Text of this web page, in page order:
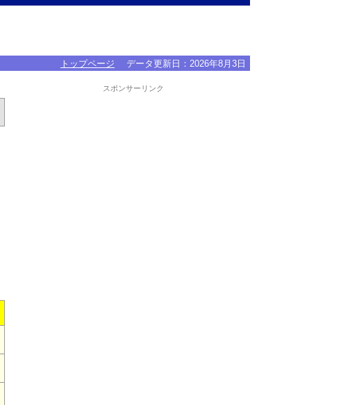
トップページ データ更新日： 2026年8月3日
スポンサーリンク